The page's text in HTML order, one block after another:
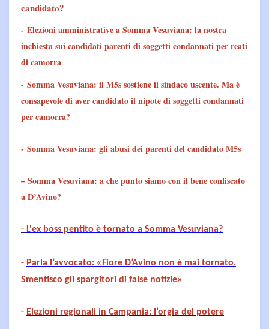
candidato?
- Elezioni amministrative a Somma Vesuviana: la nostra
inchiesta sui candidati parenti di soggetti condannati per reati
di camorra
- Somma Vesuviana: il M5s sostiene il sindaco uscente. Ma è
consapevole di aver candidato il nipote di soggetti condannati
per camorra?
- Somma Vesuviana: gli abusi dei parenti del candidato M5s
– Somma Vesuviana: a che punto siamo con il bene confiscato
a D’Avino?
- L'ex boss pentito è tornato a Somma Vesuviana?
- Parla l’avvocato: «Fiore D’Avino non è mai tornato.
Smentisco gli spargitori di false notizie»
- Elezioni regionali in Campania: l’orgia del potere